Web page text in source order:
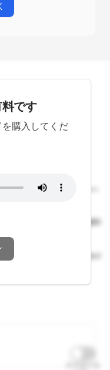
｜Weekly Echo —
ーから2年の銀河と
はじめるEchoCampus
です
購入してくだ